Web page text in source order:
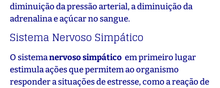
diminuição da pressão arterial, a diminuição da
adrenalina e açúcar no sangue.
Sistema Nervoso Simpático
O sistemanervoso simpático em primeiro lugar
estimula ações que permitem ao organismo
responder a situações de estresse, como a reação de